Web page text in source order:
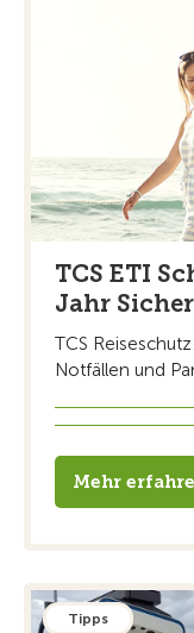
TCS ETI
Jahr
TCS
Notfällen und
Mehr
Tipps